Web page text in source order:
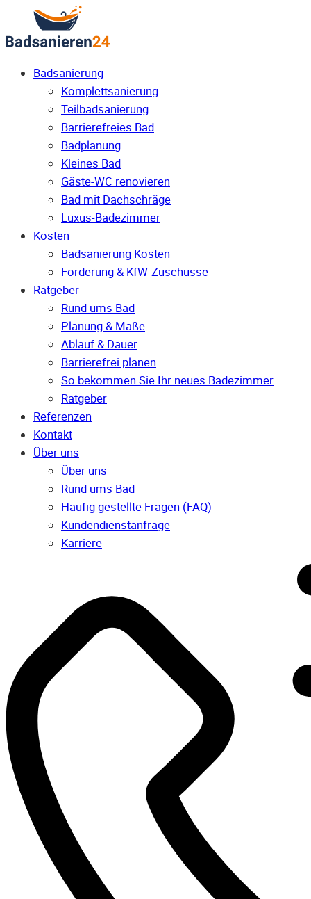
Badsanierung
Komplettsanierung
Teilbadsanierung
Barrierefreies Bad
Badplanung
Kleines Bad
Gäste-WC renovieren
Bad mit Dachschräge
Luxus-Badezimmer
Kosten
Badsanierung Kosten
Förderung & KfW-Zuschüsse
Ratgeber
Rund ums Bad
Planung & Maße
Ablauf & Dauer
Barrierefrei planen
So bekommen Sie Ihr neues Badezimmer
Ratgeber
Referenzen
Kontakt
Über uns
Über uns
Rund ums Bad
Häufig gestellte Fragen (FAQ)
Kunden­dienst­anfrage
Karriere